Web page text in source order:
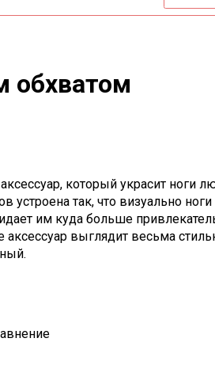
обхватом
который украсит ноги
устроена так, что визуально
им куда больше
аксессуар выглядит весьма